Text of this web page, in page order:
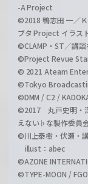
-A Project
©2018 鴨志田 一／
ブタ Project イラス
©CLAMP・ST／講談
©Project Revue
© 2021 Ateam
©Tokyo
©DMM / C2 /
©2017 丸戸史明・
えない♭な製作委員
©川上泰樹・伏瀬・
illust：abec
©AZONE
©TYPE-MOON /